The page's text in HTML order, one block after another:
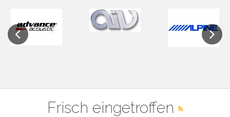
Frisch eingetroffen